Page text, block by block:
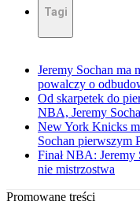
Tagi
Jeremy Sochan ma
powalczy o
Od skarpetek do
NBA, Jeremy
New York Knicks
Sochan pierwszym
Finał NBA: Jeremy
nie mistrzostwa
Promowane treści